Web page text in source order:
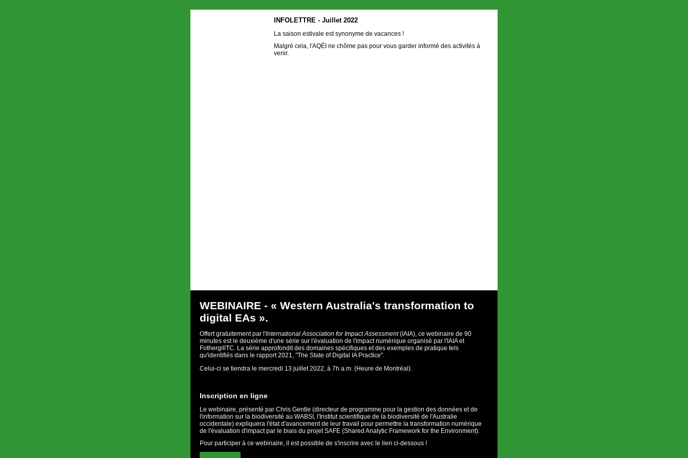
INFOLETTRE - Juillet 2022
La saison estivale est synonyme de vacances !
Malgré cela, l'AQÉI ne chôme pas pour vous garder informé des activités à
venir.
WEBINAIRE - « Western Australia's transformation to
digital EAs ».
Offert gratuitement par l'International Association for Impact Assessment(IAIA), ce webinaire de 90
minutes est le deuxième d'une série sur l'évaluation de l'impact numérique organisé par l'IAIA et
FothergillTC. La série approfondit des domaines spécifiques et des exemples de pratique tels
qu'identifiés dans le rapport 2021, "The State of Digital IA Practice".
Celui-ci se tiendra le mercredi 13 juillet 2022, à 7h a.m. (Heure de Montréal).
Inscription en ligne
Le webinaire, présenté par Chris Gentle (directeur de programme pour la gestion des données et de
l'information sur la biodiversité au WABSI, l'Institut scientifique de la biodiversité de l'Australie
occidentale) expliquera l'état d'avancement de leur travail pour permettre la transformation numérique
de l'évaluation d'impact par le biais du projet SAFE (Shared Analytic Framework for the Environment).
Pour participer à ce webinaire, il est possible de s'inscrire avec le lien ci-dessous !